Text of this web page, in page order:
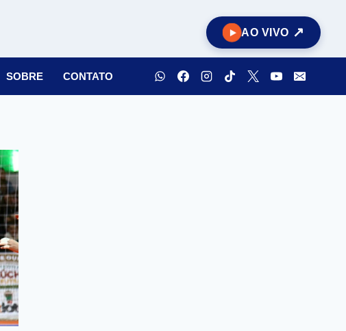
AO VIVO
SOBRE CONTATO